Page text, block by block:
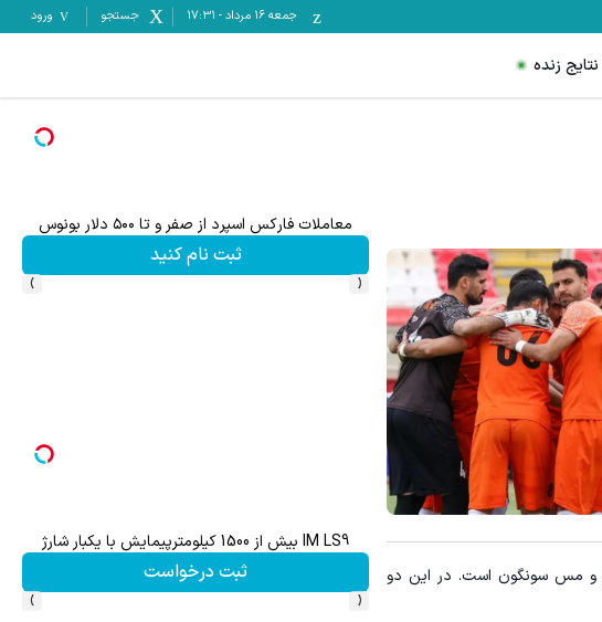
جمعه ۱۶ مرداد -
17:31 جستجو ورود
نتایج زنده
و مس سونگون است. در این دو
معاملات فارکس اسپرد از صفر و تا ۵۰۰ دلار بونوس
ثبت نام کنید
‹
›
IM LS9 بیش از 1500 کیلومترپیمایش با یکبار شارژ
ثبت درخواست
‹
›